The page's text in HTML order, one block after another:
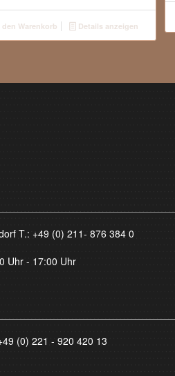
den Warenkorb Details anzeigen
T.: +49 (0) 211- 876 384 0
Uhr - 17:00 Uhr
(0) 221 - 920 420 13